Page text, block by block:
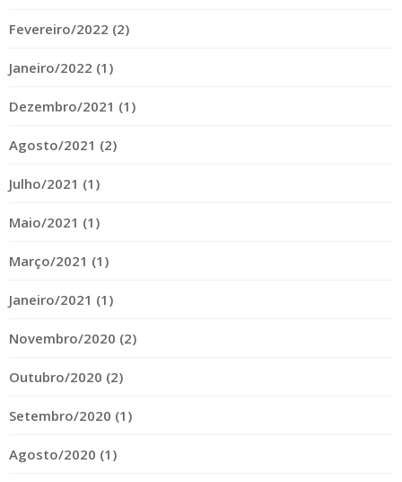
Fevereiro/2022 (2)
Janeiro/2022 (1)
Dezembro/2021 (1)
Agosto/2021 (2)
Julho/2021 (1)
Maio/2021 (1)
Março/2021 (1)
Janeiro/2021 (1)
Novembro/2020 (2)
Outubro/2020 (2)
Setembro/2020 (1)
Agosto/2020 (1)